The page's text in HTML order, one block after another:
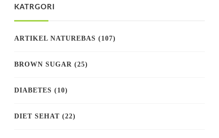
KATRGORI
ARTIKEL NATUREBAS (107)
BROWN SUGAR (25)
DIABETES (10)
DIET SEHAT (22)